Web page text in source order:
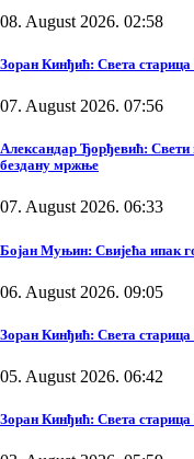
08. August 2026. 02:58
Зоран Кинђић: Света
07. August 2026. 07:56
Александар Ђорђевић: Свети
бездану мржње
07. August 2026. 06:33
Бојан Муњин: Свијећа ипак
06. August 2026. 09:05
Зоран Кинђић: Света
05. August 2026. 06:42
Зоран Кинђић: Света